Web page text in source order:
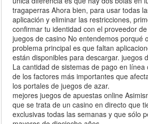
tragaperras Ahora bien, para usar todas
aplicación y eliminar las restricciones,
confirmar tu identidad con el proveedor
juegos de casino No entendemos porqué
problema principal es que faltan
están disponibles para descargar. juegos
La cantidad de sistemas de pago en línea
de los factores más importantes que
los portales de juegos de azar.
mejores juegos de apuestas online
que se trata de un casino en directo que
exclusivas todas las semanas y que sólo